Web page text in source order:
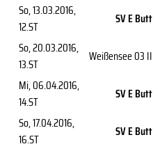
So, 13.03.2016,
12.ST
SV E Butt
So, 20.03.2016,
13.ST
Weißensee 03 II
Mi, 06.04.2016,
14.ST
SV E Butt
So, 17.04.2016,
16.ST
SV E Butt